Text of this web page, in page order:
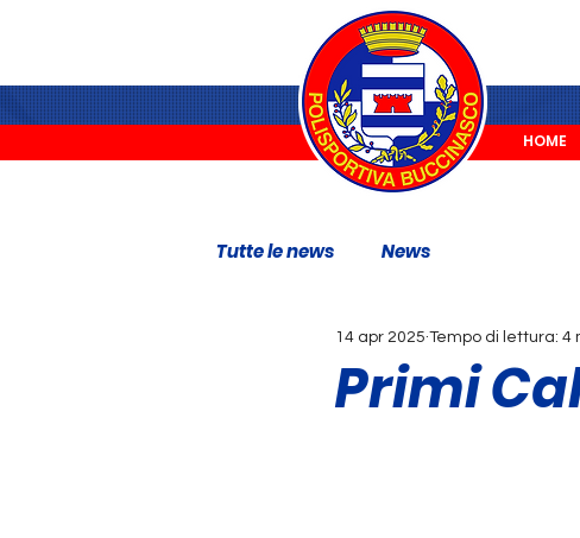
HOME
Tutte le news News
Primi
14 apr 2025 Tempo di lettura: 4